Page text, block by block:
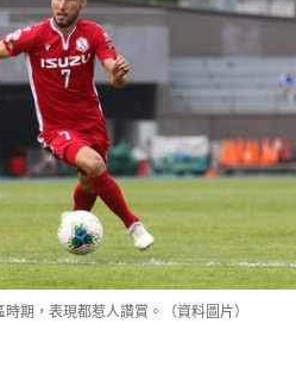
期，表現都惹人讚賞。（資料圖片）